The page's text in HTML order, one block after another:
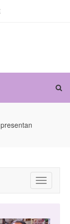
juntos en la
y
Toggle